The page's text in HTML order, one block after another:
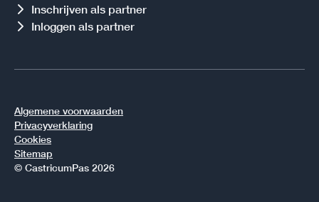
Inschrijven als partner
Inloggen als partner
Algemene voorwaarden
Privacyverklaring
Cookies
Sitemap
© CastricumPas 2026